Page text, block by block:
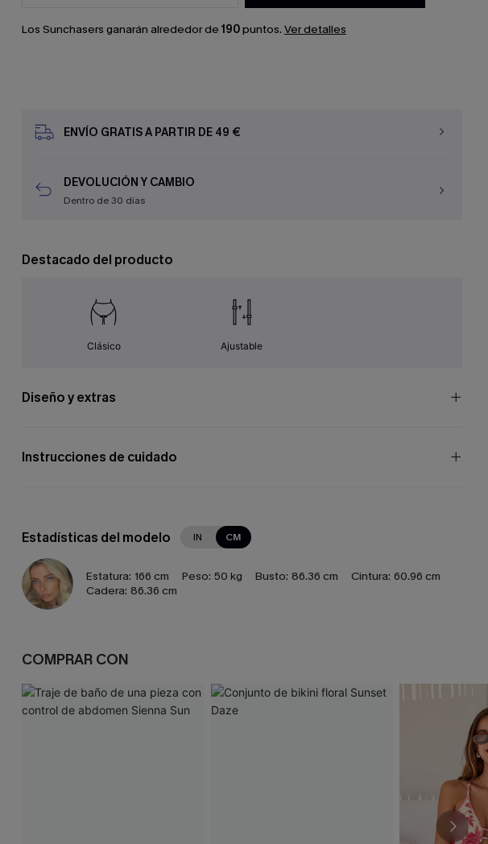
Los Sunchasers ganarán alrededor de 190puntos. Ver detalles
ENVÍO GRATIS A PARTIR DE 49 €
DEVOLUCIÓN Y CAMBIO
Dentro de 30 días
Destacado del producto
Clásico Ajustable
Diseño y extras
Instrucciones de cuidado
Estadísticas del modelo IN CM
Estatura: 166 cm Peso: 50 kg Busto: 86.36 cm Cintura: 60.96 cm
Cadera: 86.36 cm
COMPRAR CON